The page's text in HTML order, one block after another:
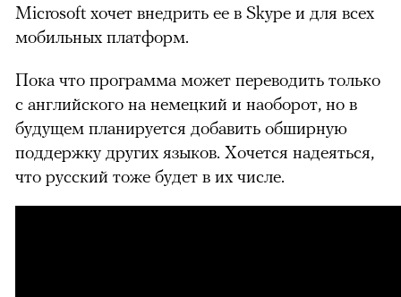
Microsoft хочет внедрить ее в Skype и для всех
мобильных платформ.
можно через
Пока что программа может переводить только
с английского на немецкий и наоборот, но в
будущем планируется добавить обширную
поддержку других языков. Хочется надеяться,
что русский тоже будет в их числе.